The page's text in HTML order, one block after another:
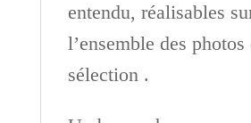
entendu, réalisables
l’ensemble des photos
sélection .